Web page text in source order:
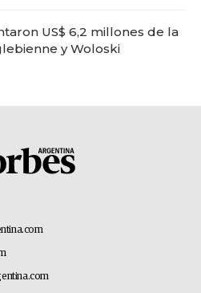
US$ 6,2 millones de la
y Woloski